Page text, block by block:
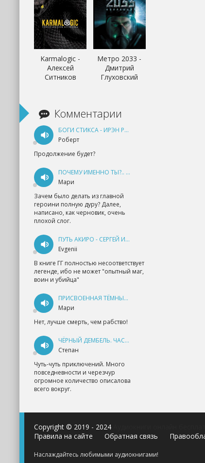
Karmalogic -
Алексей
Ситников
Метро 2033 -
Дмитрий
Глуховский
Комментарии
БОГИ СТИКСА - ИРЭН РУДКЕВИЧ
Роберт
Продолжение будет?
ПОЧЕМУ ИМЕННО ТЫ?.. КНИГА 1 - ЕКАТЕРИНА ЮДИНА
Мари
Зачем было делать из главной
героини полную дуру? Далее,
написано, как черновик, очень
плохой слог.
ПУТЬ АКИРО - СЕРГЕЙ ИЗМАЙЛОВ
Evgenii
В книге ГГ полностью несоответствует
легенде, ибо не может "опытный маг,
воин и убийца"
ПРИСВОЕННАЯ ТЁМНЫМ. ПРОКЛЯТАЯ ЛЮБОВЬ - АННА ГЕРР
Мари
Нет, лучше смерть, чем рабство!
ЧЁРНЫЙ ДЕМБЕЛЬ. ЧАСТЬ 1 - АНДРЕЙ ФЕДИН
Степан
Чуть-чуть приключений. Много
повседневности и черезчур
огромное количество описалова
всего вокруг.
Copyright © 2019 - 2024
Правила на сайте
Обратная связь
Наслаждайтесь любимыми аудиокнигами!